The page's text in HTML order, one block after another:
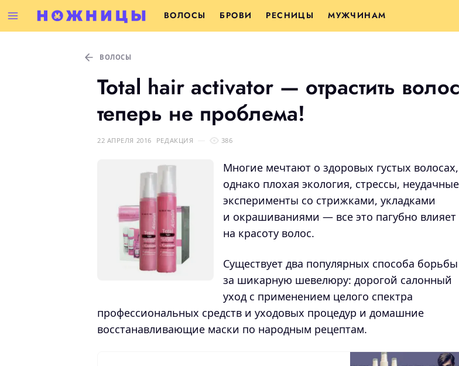
ВОЛОСЫ БРОВИ РЕСНИЦЫ МУЖЧИНАМ
ВОЛОСЫ
Total hair activator — отрастить
теперь не проблема!
22 АПРЕЛЯ 2016 РЕДАКЦИЯ 386
Многие мечтают о здоровых густых волосах,
однако плохая экология, стрессы, неудачные
эксперименты со стрижками, укладками
и окрашиваниями — все это пагубно влияет
на красоту волос.
Существует два популярных способа борьбы
за шикарную шевелюру: дорогой салонный
уход с применением целого спектра
профессиональных средств и уходовых процедур и домашние
восстанавливающие маски по народным рецептам.